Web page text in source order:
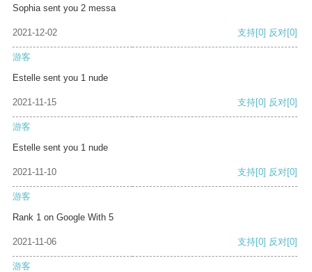
Sophia sent you 2 messa
2021-12-02 支持[0] 反对[0]
游客
Estelle sent you 1 nude
2021-11-15 支持[0] 反对[0]
游客
Estelle sent you 1 nude
2021-11-10 支持[0] 反对[0]
游客
Rank 1 on Google With 5
2021-11-06 支持[0] 反对[0]
游客